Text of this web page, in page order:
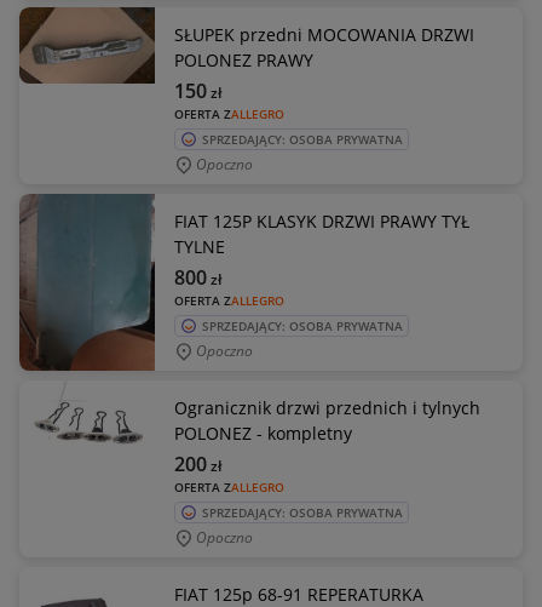
SŁUPEK przedni MOCOWANIA DRZWI
POLONEZ PRAWY
OFERTA ZALLEGRO
150zł
SPRZEDAJĄCY: OSOBA PRYWATNA
Opoczno
FIAT 125P KLASYK DRZWI PRAWY TYŁ
TYLNE
OFERTA ZALLEGRO
800zł
SPRZEDAJĄCY: OSOBA PRYWATNA
Opoczno
Ogranicznik drzwi przednich i tylnych
POLONEZ - kompletny
OFERTA ZALLEGRO
200zł
SPRZEDAJĄCY: OSOBA PRYWATNA
Opoczno
FIAT 125p 68-91 REPERATURKA